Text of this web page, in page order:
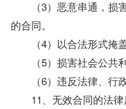
（3）恶意串通，损
的合同。
（4）以合法形式掩盖
（5）损害社会公共
（6）违反法律、行
11、无效合同的法律